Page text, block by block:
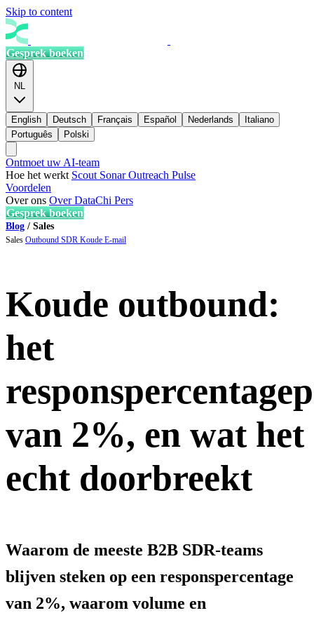
Skip to content
Gesprek boeken
NL
English Deutsch Français Español Nederlands
Italiano
Português
Polski
Ontmoet uw AI-team
Hoe het werkt Scout SonarOutreach Pulse
Voordelen
Over ons Over DataChi Pers
Gesprek boeken
Blog / Sales
Sales Outbound SDR Koude E-mail
Koude outbound:
het
van 2%, en wat het
echt doorbreekt
Waarom de meeste B2B SDR-teams
blijven steken op een responspercentage
van 2%, waarom volume en